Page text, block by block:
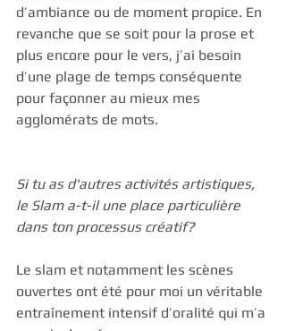
d’ambiance ou de moment propice. En
revanche que se soit pour la prose et
plus encore pour le vers, j’ai besoin
d’une plage de temps conséquente
pour façonner au mieux mes
agglomérats de mots.
Si tu as d'autres activités artistiques,
le Slam a-t-il une place particulière
dans ton processus créatif?
Le slam et notamment les scènes
ouvertes ont été pour moi un véritable
entraînement intensif d’oralité qui m’a